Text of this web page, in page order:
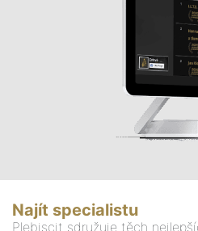
Najít specialistu
Plebiscit sdružuje těch